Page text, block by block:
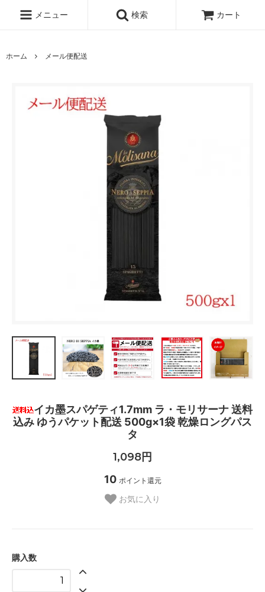
メニュー 検索 カート
ホーム メール便配送
イカ墨スパゲティ1.7mm ラ・モリサーナ 送料
込み ゆうパケット配送 500g×1袋 乾燥ロングパス
タ
1,098円
10 ポイント還元
お気に入り
購入数